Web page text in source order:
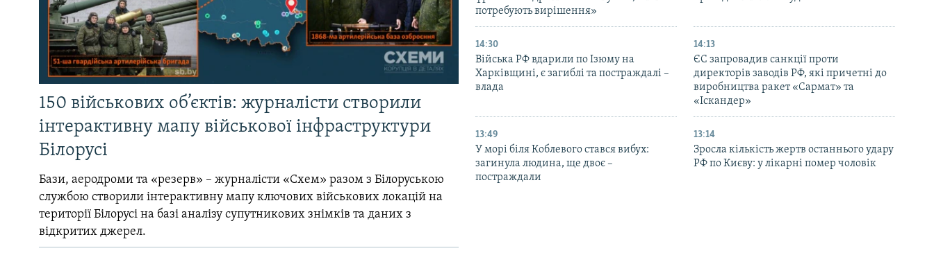
150 військових об’єктів: журналісти створили
інтерактивну мапу військової інфраструктури
Білорусі
Бази, аеродроми та «резерв» – журналісти «Схем» разом з Білоруською
службою створили інтерактивну мапу ключових військових локацій на
території Білорусі на базі аналізу супутникових знімків та даних з
відкритих джерел.
потребують вирішення»
14:30
Війська РФ вдарили по Ізюму на
Харківщині, є загиблі та постраждалі –
влада
14:13
ЄС запровадив санкції проти
директорів заводів РФ, які причетні до
виробництва ракет «Сармат» та
«Іскандер»
13:49
У морі біля Коблевого стався вибух:
загинула людина, ще двоє –
постраждали
13:14
Зросла кількість жертв останнього удару
РФ по Києву: у лікарні помер чоловік